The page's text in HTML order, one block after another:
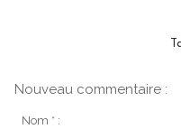
Nouveau commentaire :
Nom * :